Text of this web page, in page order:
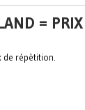
=
répètition.